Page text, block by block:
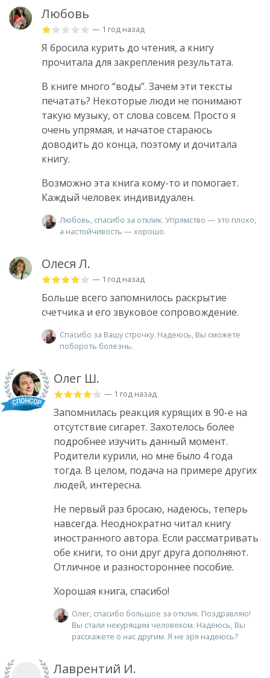
Любовь
— 1 год назад
Я бросила курить до чтения, а книгу
прочитала для закрепления результата.
В книге много “воды”. Зачем эти тексты
печатать? Некоторые люди не понимают
такую музыку, от слова совсем. Просто я
очень упрямая, и начатое стараюсь
доводить до конца, поэтому и дочитала
книгу.
Возможно эта книга кому-то и помогает.
Каждый человек индивидуален.
Любовь, спасибо за отклик. Упрямство — это плохо,
а настойчивость — хорошо.
Олеся Л.
— 1 год назад
Больше всего запомнилось раскрытие
счетчика и его звуковое сопровождение.
Спасибо за Вашу строчку. Надеюсь, Вы сможете
побороть болезнь.
Олег Ш.
— 1 год назад
Запомнилась реакция курящих в 90-е на
отсутствие сигарет. Захотелось более
подробнее изучить данный момент.
Родители курили, но мне было 4 года
тогда. В целом, подача на примере других
людей, интересна.
Не первый раз бросаю, надеюсь, теперь
навсегда. Неоднократно читал книгу
иностранного автора. Если рассматривать
обе книги, то они друг друга дополняют.
Отличное и разностороннее пособие.
Хорошая книга, спасибо!
Олег, спасибо большое за отклик. Поздравляю!
Вы стали некурящим человеком. Надеюсь, Вы
расскажете о нас другим. Я не зря надеюсь?
Лаврентий И.